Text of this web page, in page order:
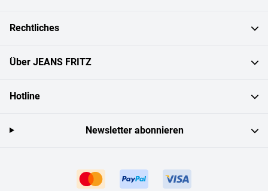
Rechtliches
Über JEANS FRITZ
Hotline
Newsletter abonnieren